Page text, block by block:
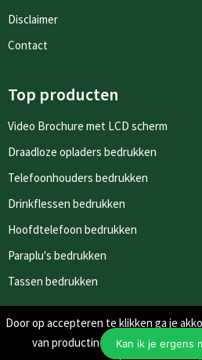
Disclaimer
Contact
Top producten
Video Brochure met LCD scherm
Draadloze opladers bedrukken
Telefoonhouders bedrukken
Drinkflessen bedrukken
Hoofdtelefoon bedrukken
Paraplu's bedrukken
Tassen bedrukken
Nieuwsbrieven
Door op accepteren te klikken ga je
van productinformatie zoals op